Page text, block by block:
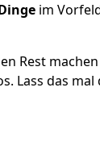
im
Rest
Lass das